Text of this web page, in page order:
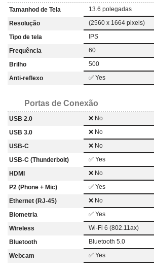
Tamanhod de Tela
13.6 polegadas
Resolução
(2560 x 1664 pixels)
Tipo de tela
IPS
Frequência
60
Brilho
500
Anti-reflexo
✅ Yes
Portas de Conexão
USB 2.0
❌ No
USB 3.0
❌ No
USB-C
❌ No
USB-C (Thunderbolt)
✅ Yes
HDMI
❌ No
P2 (Phone + Mic)
✅ Yes
Ethernet (RJ-45)
❌ No
Biometria
✅ Yes
Wireless
Wi-Fi 6 (802.11ax)
Bluetooth
Bluetooth 5.0
Webcam
✅ Yes